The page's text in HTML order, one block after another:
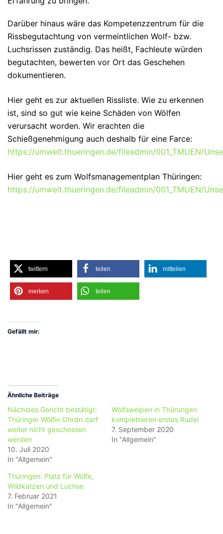
Darüber hinaus wäre das Kompetenzzentrum für die
Rissbegutachtung von vermeintlichen Wolf- bzw.
Luchsrissen zuständig. Das heißt, Fachleute würden
begutachten, bewerten vor Ort das Geschehen
dokumentieren.
Hier geht es zur aktuellen Rissliste. Wie zu erkennen
ist, sind so gut wie keine Schäden von Wölfen
verursacht worden. Wir erachten die
Schießgenehmigung auch deshalb für eine Farce:
https://umwelt.thueringen.de/fileadmin/001_TMUEN/
Hier geht es zum Wolfsmanagementplan Thüringen:
https://umwelt.thueringen.de/fileadmin/001_TMUEN/
twittern teilen mitteilen
merken teilen
Gefällt mir:
Ähnliche Beiträge
Nächstes Gericht bestätigt:
Thüringer Wölfin Ohrdri darf
weiter nicht geschossen
werden
10. Juli 2020
In "Allgemein"
Wolfswelpen in Thürungen
komplettieren erstes Rudel
7. September 2020
In "Allgemein"
Thüringen: Platz für Wölfe,
Wildkatzen und Luchse
7. Februar 2021
In "Allgemein"